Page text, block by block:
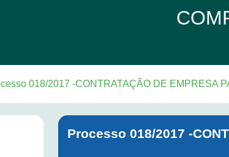
018/2017 -CONTRATAÇÃO DE EMPRESA
Processo 018/2017 -